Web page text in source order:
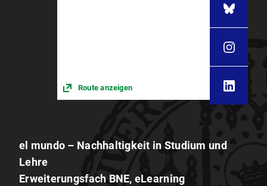
Route anzeigen
el mundo – Nachhaltigkeit in Studium und
Lehre
Erweiterungsfach BNE, eLearning